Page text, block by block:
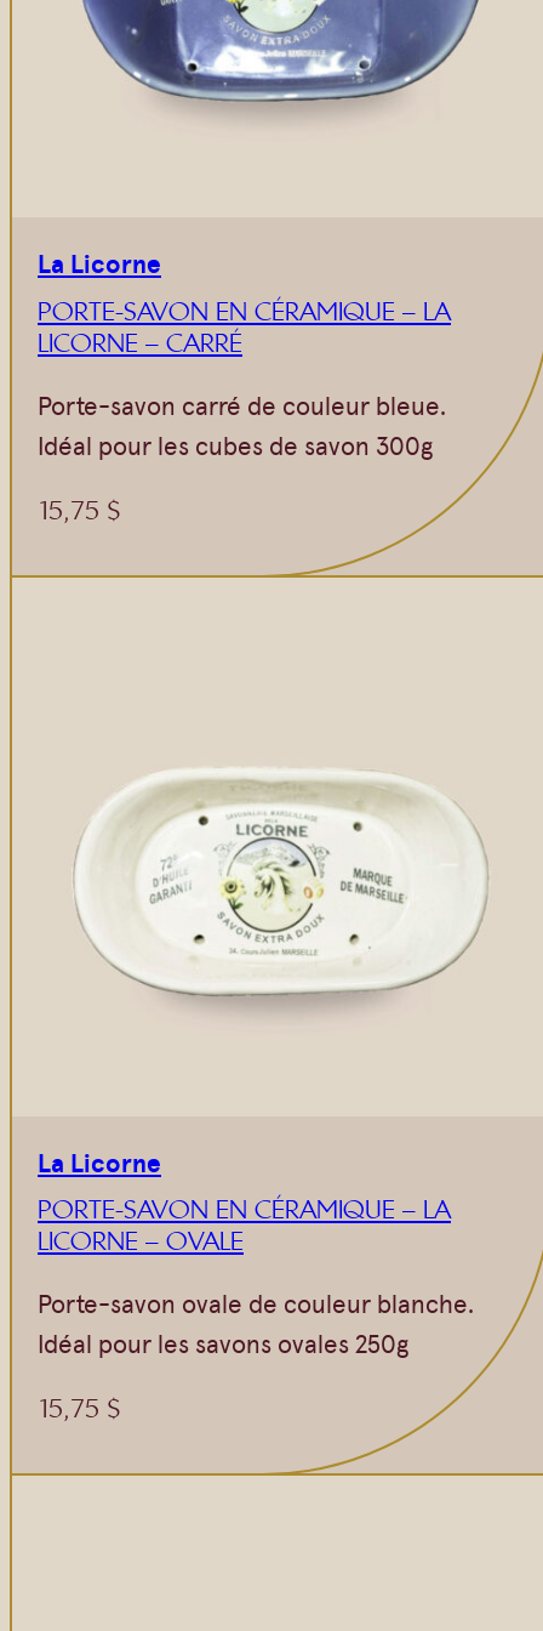
Authentiques
Savons moulés
Savon Noir
Savons sur corde
Crèmes visages
Eaux florales
Exfoliants
Savons sur corde
Gommages
Savons en barre
La Licorne
PORTE-SAVON EN CÉRAMIQUE – LA
LICORNE – CARRÉ
Porte-savon carré de couleur bleue.
Idéal pour les cubes de savon 300g
15,75 $
La Licorne
PORTE-SAVON EN CÉRAMIQUE – LA
LICORNE – OVALE
Porte-savon ovale de couleur blanche.
Idéal pour les savons ovales 250g
15,75 $